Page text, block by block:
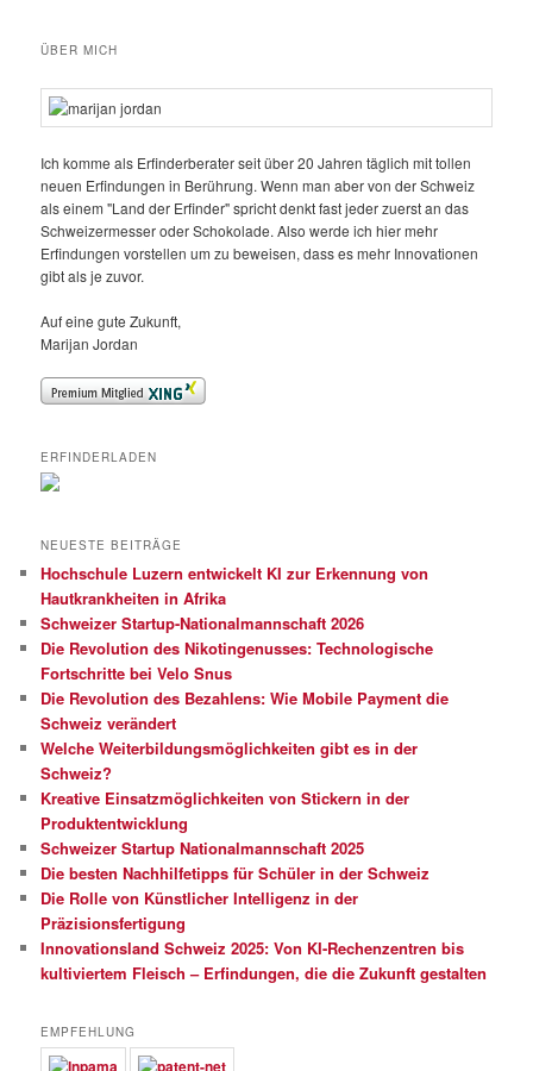
ÜBER MICH
Ich komme als Erfinderberater seit über 20 Jahren täglich mit tollen
neuen Erfindungen in Berührung. Wenn man aber von der Schweiz
als einem "Land der Erfinder" spricht denkt fast jeder zuerst an das
Schweizermesser oder Schokolade. Also werde ich hier mehr
Erfindungen vorstellen um zu beweisen, dass es mehr Innovationen
gibt als je zuvor.
Auf eine gute Zukunft,
Marijan Jordan
ERFINDERLADEN
NEUESTE BEITRÄGE
Hochschule Luzern entwickelt KI zur Erkennung von
Hautkrankheiten in Afrika
Schweizer Startup-Nationalmannschaft 2026
Die Revolution des Nikotingenusses: Technologische
Fortschritte bei Velo Snus
Die Revolution des Bezahlens: Wie Mobile Payment die
Schweiz verändert
Welche Weiterbildungsmöglichkeiten gibt es in der
Schweiz?
Kreative Einsatzmöglichkeiten von Stickern in der
Produktentwicklung
Schweizer Startup Nationalmannschaft 2025
Die besten Nachhilfetipps für Schüler in der Schweiz
Die Rolle von Künstlicher Intelligenz in der
Präzisionsfertigung
Innovationsland Schweiz 2025: Von KI-Rechenzentren bis
kultiviertem Fleisch – Erfindungen, die die Zukunft gestalten
EMPFEHLUNG